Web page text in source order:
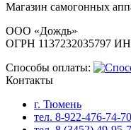
Магазин самогонных
ООО «Дождь»
ОГРН 1137232035797
Способы оплаты:
Контакты
г. Тюмень
тел. 8-922-476-74-70